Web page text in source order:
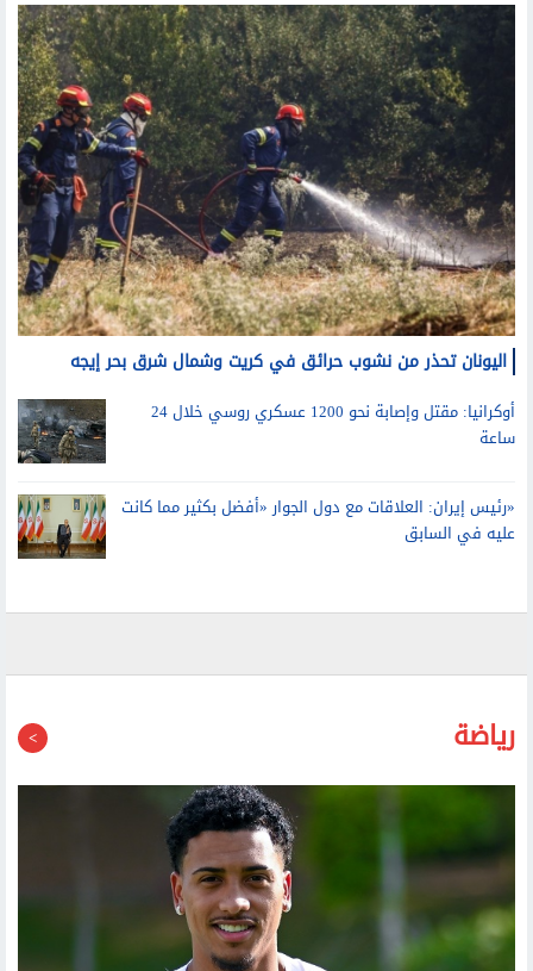
اليونان تحذر من نشوب حرائق في كريت وشمال شرق بحر إيجه
أوكرانيا: مقتل وإصابة نحو 1200 عسكري روسي خلال 24
ساعة
«رئيس إيران: العلاقات مع دول الجوار «أفضل بكثير مما كانت
عليه في السابق
رياضة